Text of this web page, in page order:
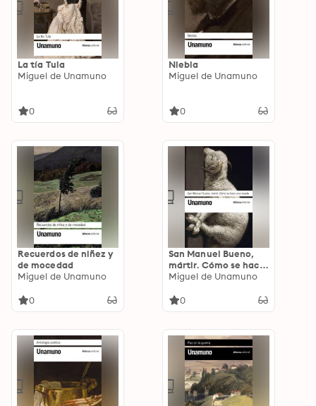
La tía Tula
Miguel de Unamuno
0
Niebla
Miguel de Unamuno
0
Recuerdos de niñez y
de mocedad
Miguel de Unamuno
0
San Manuel Bueno,
mártir. Cómo se hace
una novela
Miguel de Unamuno
0